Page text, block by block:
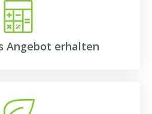
Angebot erhalten